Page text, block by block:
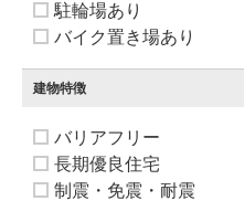
駐輪場あり
バイク置き場あり
建物特徴
バリアフリー
長期優良住宅
制震・免震・耐震